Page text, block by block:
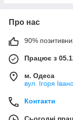
Про нас
90%
Працює з
м. Одеса
вул. Ігоря
Контакти